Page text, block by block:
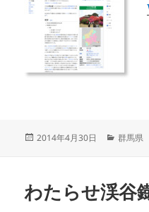
投
2014年4月30日
カ
ー
群馬県
わたらせ渓谷